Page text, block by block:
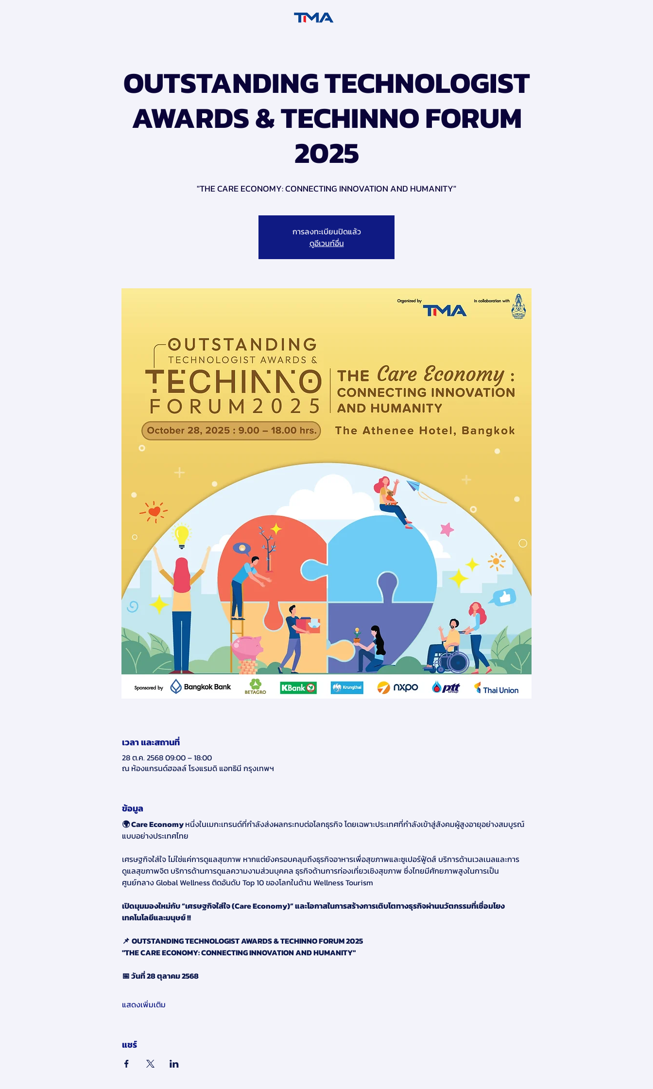
OUTSTANDING TECHNOLOGIST
AWARDS & TECHINNO FORUM
2025
"THE CARE ECONOMY: CONNECTING INNOVATION AND HUMANITY"
การลงทะเบียนปิดแล้ว
ดูอีเวนท์อื่น
เวลา และสถานที่
28 ต.ค. 2568 09:00 – 18:00
ณ ห้องแกรนด์ฮอลล์ โรงแรมดิ แอทธินี กรุงเทพฯ
ข้อมูล
🌍 Care Economy หนึ่งในเมกะเทรนด์ที่กำลังส่งผลกระทบต่อโลกธุรกิจ โดยเฉพาะประเทศที่กำลังเข้าสู่สังคมผู้สูงอายุอย่างสมบูรณ์
แบบอย่างประเทศไทย
เศรษฐกิจใส่ใจ ไม่ใช่แค่การดูแลสุขภาพ หากแต่ยังครอบคลุมถึงธุรกิจอาหารเพื่อสุขภาพและซูเปอร์ฟู้ดส์ บริการด้านเวลเนลและการ
ดูแลสุขภาพจิต บริการด้านการดูแลความงามส่วนบุคคล ธุรกิจด้านการท่องเที่ยวเชิงสุขภาพ ซึ่งไทยมีศักยภาพสูงในการเป็น
ศูนย์กลาง Global Wellness ติดอันดับ Top 10 ของโลกในด้าน Wellness Tourism
เปิดมุมมองใหม่กับ “เศรษฐกิจใส่ใจ (Care Economy)” และโอกาสในการสร้างการเติบโตทางธุรกิจผ่านนวัตกรรมที่เชื่อมโยง
เทคโนโลยีและมนุษย์ !!
📌 OUTSTANDING TECHNOLOGIST AWARDS & TECHINNO FORUM 2025
"THE CARE ECONOMY: CONNECTING INNOVATION AND HUMANITY"
📅 วันที่ 28 ตุลาคม 2568
แสดงเพิ่มเติม
แชร์